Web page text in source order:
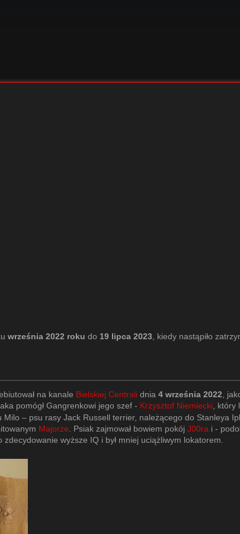
września 2022 roku do 19 lipca 2023, kiedy nastąpiło
na kanale Bielskiej Centrali dnia 4 września 2022 ,
pomógł Gangrenkowi jego szef - Krzysztof Niemiecki ,
– psu rasy Jack Russell terrier, należącego do Stanleya
Majorze . Psiak zajmował bowiem pokój J00ra i -
wyższe IQ i był mniej uciążliwym lokatorem.